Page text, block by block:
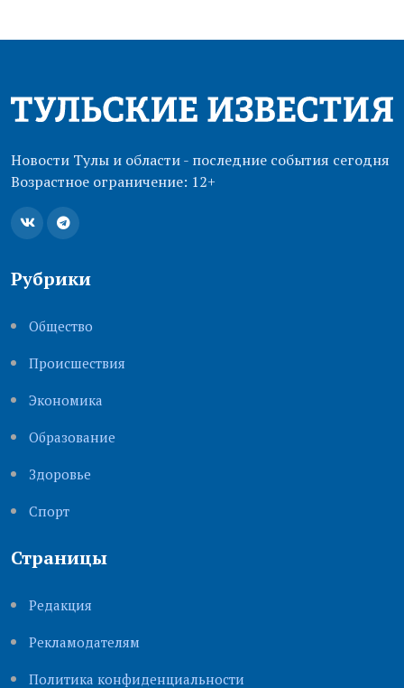
Новости Тулы и области - последние события сегодня
Возрастное ограничение: 12+
Рубрики
Общество
Происшествия
Экономика
Образование
Здоровье
Cпорт
Страницы
Редакция
Рекламодателям
Политика конфиденциальности